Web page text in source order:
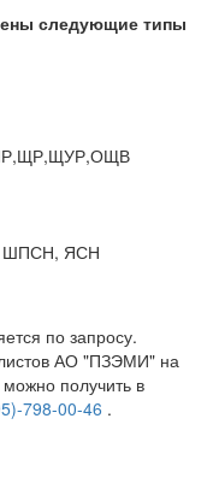
следующие типы
ШПСН, ЯСН
по запросу.
АО "ПЗЭМИ" на
получить в
798-00-46 .